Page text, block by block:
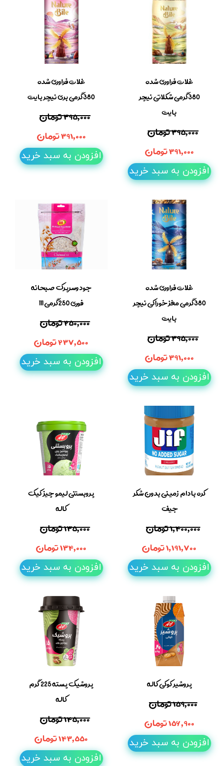
غلات فراوری شده
380گرمی شکلاتی نیچر
بایت
۳۹۵,۰۰۰ تومان
۳۹۱,۰۰۰ تومان
افزودن به سبد خرید
غلات فراوری شده
380گرمی بری نیچر بایت
۳۹۵,۰۰۰ تومان
۳۹۱,۰۰۰ تومان
افزودن به سبد خرید
غلات فراوری شده
380گرمی مغز خوراکی نیچر
بایت
۳۹۵,۰۰۰ تومان
۳۹۱,۰۰۰ تومان
افزودن به سبد خرید
جودوسرپرک صبحانه
فوری 250گرمی 111
۲۵۰,۰۰۰ تومان
۲۳۷,۵۰۰ تومان
افزودن به سبد خرید
کره بادام زمینی بدون شکر
جیف
۱,۴۰۰,۰۰۰ تومان
۱,۱۹۱,۷۰۰ تومان
افزودن به سبد خرید
پروبستنی لیمو چیز کیک
کاله
۱۳۵,۰۰۰ تومان
۱۳۴,۰۰۰ تومان
افزودن به سبد خرید
پروشیر کوکی کاله
۱۵۹,۰۰۰ تومان
۱۵۶,۹۰۰ تومان
افزودن به سبد خرید
پروشیک پسته 225 گرم
کاله
۱۴۵,۰۰۰ تومان
۱۴۳,۵۵۰ تومان
افزودن به سبد خرید